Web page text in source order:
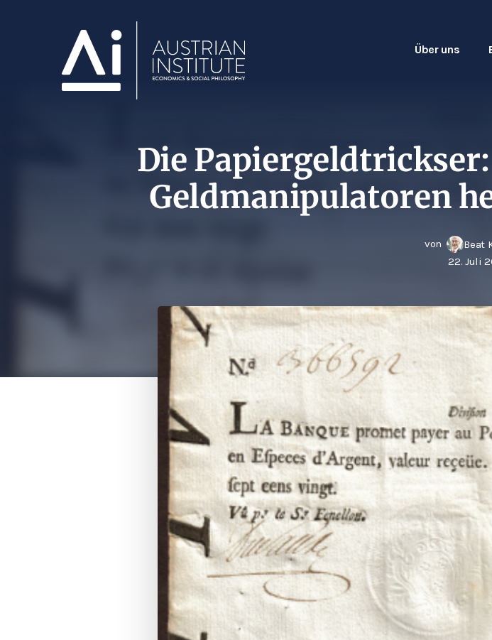
Über uns
Die
Geldmanipulatoren
von
Beat
22. Juli